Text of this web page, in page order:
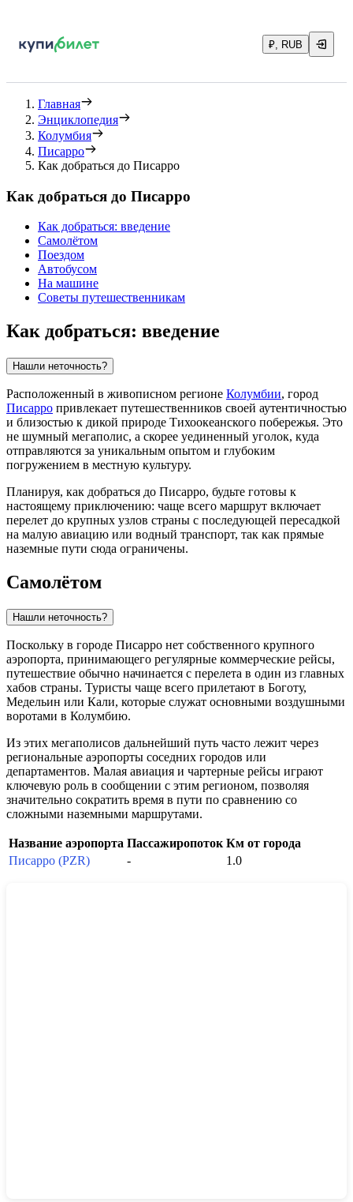
₽, RUB
Главная
Энциклопедия
Колумбия
Писарро
Как добраться до Писарро
Как добраться до Писарро
Как добраться: введение
Самолётом
Поездом
Автобусом
На машине
Советы путешественникам
Как добраться: введение
Нашли неточность?
Расположенный в живописном регионе Колумбии, город
Писарро привлекает путешественников своей аутентичностью
и близостью к дикой природе Тихоокеанского побережья. Это
не шумный мегаполис, а скорее уединенный уголок, куда
отправляются за уникальным опытом и глубоким
погружением в местную культуру.
Планируя, как добраться до Писарро, будьте готовы к
настоящему приключению: чаще всего маршрут включает
перелет до крупных узлов страны с последующей пересадкой
на малую авиацию или водный транспорт, так как прямые
наземные пути сюда ограничены.
Самолётом
Нашли неточность?
Поскольку в городе Писарро нет собственного крупного
аэропорта, принимающего регулярные коммерческие рейсы,
путешествие обычно начинается с перелета в один из главных
хабов страны. Туристы чаще всего прилетают в Боготу,
Медельин или Кали, которые служат основными воздушными
воротами в Колумбию.
Из этих мегаполисов дальнейший путь часто лежит через
региональные аэропорты соседних городов или
департаментов. Малая авиация и чартерные рейсы играют
ключевую роль в сообщении с этим регионом, позволяя
значительно сократить время в пути по сравнению со
сложными наземными маршрутами.
Название аэропорта Пассажиропоток Км от города
Писарро (PZR)
- 1.0